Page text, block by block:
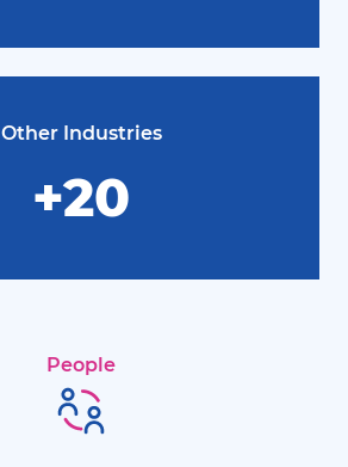
Other Industries
+20
People